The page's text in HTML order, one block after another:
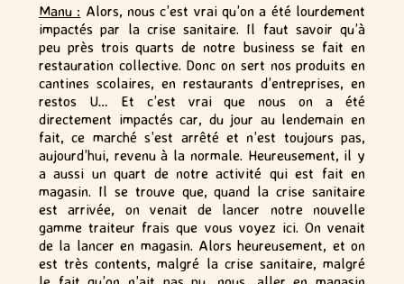
Manu : Alors, nous c’est vrai qu’on a été lourdement
impactés par la crise sanitaire. Il faut savoir qu’à
peu près trois quarts de notre business se fait en
restauration collective. Donc on sert nos produits en
cantines scolaires, en restaurants d’entreprises, en
restos U… Et c’est vrai que nous on a été
directement impactés car, du jour au lendemain en
fait, ce marché s’est arrêté et n’est toujours pas,
aujourd’hui, revenu à la normale. Heureusement, il y
a aussi un quart de notre activité qui est fait en
magasin. Il se trouve que, quand la crise sanitaire
est arrivée, on venait de lancer notre nouvelle
gamme traiteur frais que vous voyez ici. On venait
de la lancer en magasin. Alors heureusement, et on
est très contents, malgré la crise sanitaire, malgré